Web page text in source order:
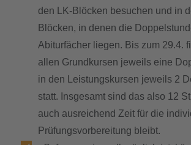
den LK-Blöcken besuchen und in
Blöcken, in denen die
Abiturfächer liegen. Bis zum 29.4.
allen Grundkursen jeweils eine
in den Leistungskursen jeweils 2
statt. Insgesamt sind das also 12
auch ausreichend Zeit für die
Prüfungsvorbereitung bleibt.